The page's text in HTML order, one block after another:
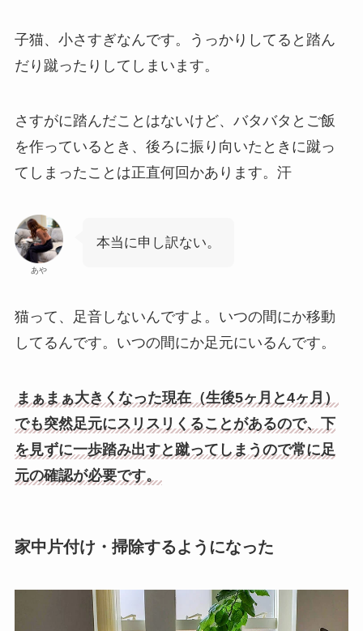
子猫、小さすぎなんです。うっかりしてると踏ん
だり蹴ったりしてしまいます。
さすがに踏んだことはないけど、バタバタとご飯
を作っているとき、後ろに振り向いたときに蹴っ
てしまったことは正直何回かあります。汗
あや
本当に申し訳ない。
猫って、足音しないんですよ。いつの間にか移動
してるんです。いつの間にか足元にいるんです。
まぁまぁ大きくなった現在（生後5ヶ月と4ヶ月）
でも突然足元にスリスリくることがあるので、下
を見ずに一歩踏み出すと蹴ってしまうので常に足
元の確認が必要です。
家中片付け・掃除するようになった